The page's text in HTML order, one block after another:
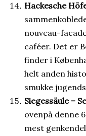
Hackesche
nouveau-
caféer. Det er
finder i
helt anden
smukke
Siegessäule –
ovenpå denne
mest